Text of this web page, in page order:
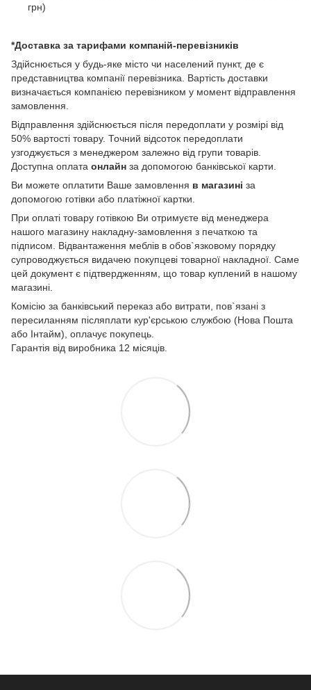
грн)
*Доставка за тарифами компаній-перевізників
Здійснюється у будь-яке місто чи населений пункт, де є
представництва компанії перевізника. Вартість доставки
визначається компанією перевізником у момент відправлення
замовлення.
Відправлення здійснюється після передоплати у розмірі від
50% вартості товару. Точний відсоток передоплати
узгоджується з менеджером залежно від групи товарів.
Доступна оплата онлайн за допомогою банківської карти.
Ви можете оплатити Ваше замовлення в магазині за
допомогою готівки або платіжної картки.
При оплаті товару готівкою Ви отримуєте від менеджера
нашого магазину накладну-замовлення з печаткою та
підписом. Відвантаження меблів в обов`язковому порядку
супроводжується видачею покупцеві товарної накладної. Саме
цей документ є підтвердженням, що товар куплений в нашому
магазині.
Комісію за банківський переказ або витрати, пов`язані з
пересиланням післяплати кур'єрською службою (Нова Пошта
або Інтайм), оплачує покупець.
Гарантія від виробника 12 місяців.